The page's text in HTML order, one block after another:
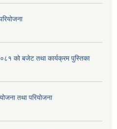
को बजेट तथा कार्यक्रम पुस्तिका
तथा परियोजना